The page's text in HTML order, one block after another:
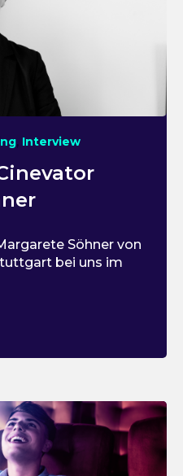
, Interview
Söhner von
bei uns im